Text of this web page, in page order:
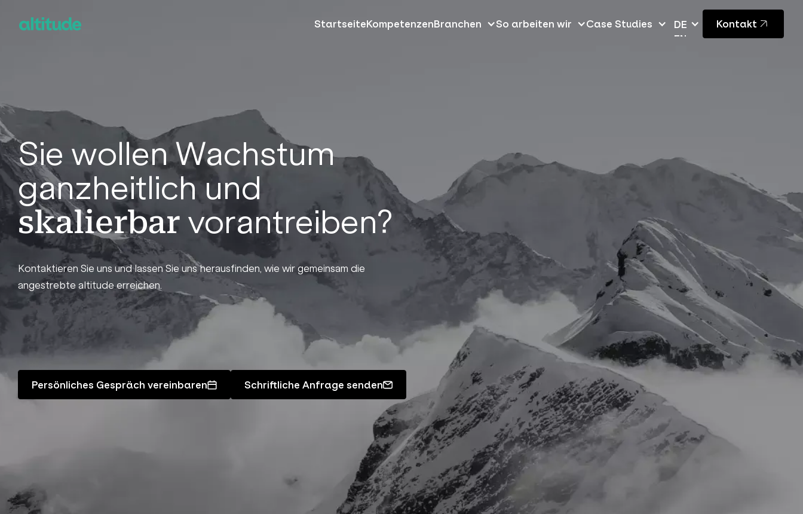
StartseiteKompetenzenBranchen So arbeiten wir Case Studies
DE
EN
Kontakt
Sie wollen Wachstum
ganzheitlich und
skalierbar vorantreiben?
Kontaktieren Sie uns und lassen Sie uns herausfinden, wie wir gemeinsam die
angestrebte altitude erreichen.
Persönliches Gespräch vereinbaren Schriftliche Anfrage senden